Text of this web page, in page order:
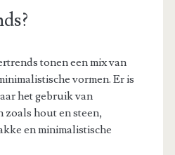
tonen een mix van
vormen. Er is
het gebruik van
hout en steen,
en minimalistische